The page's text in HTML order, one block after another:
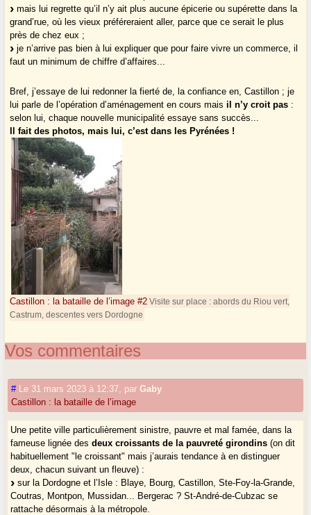
mais lui regrette qu’il n’y ait plus aucune épicerie ou supérette dans la
grand’rue, où les vieux préféreraient aller, parce que ce serait le plus
près de chez eux ;
je n’arrive pas bien à lui expliquer que pour faire vivre un commerce, il
faut un minimum de chiffre d’affaires...
Bref, j’essaye de lui redonner la fierté de, la confiance en, Castillon ; je
lui parle de l’opération d’aménagement en cours maisil n’y croit pas :
selon lui, chaque nouvelle municipalité essaye sans succès...
Il fait des photos, mais lui, c’est dans les Pyrénées !
Castillon : la bataille de l’image #2 Visite sur place : abords du Riou vert,
Castrum, descentes vers Dordogne
Vos commentaires
# Le 31 mars 2023 à 12:37 parGaby
Castillon : la bataille de l’image
Une petite ville particulièrement sinistre, pauvre et mal famée, dans la
fameuse lignée desdeux croissants de la pauvreté girondins (on dit
habituellement "le croissant" mais j’aurais tendance à en distinguer
deux, chacun suivant un fleuve) :
sur la Dordogne et l’Isle : Blaye, Bourg, Castillon, Ste-Foy-la-Grande,
Coutras, Montpon, Mussidan... Bergerac ? St-André-de-Cubzac se
rattache désormais à la métropole.